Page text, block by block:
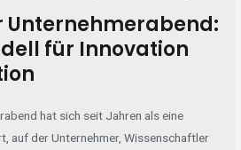
Unternehmerabend:
für Innovation
hat sich seit Jahren als eine
auf der Unternehmer, Wissenschaftler